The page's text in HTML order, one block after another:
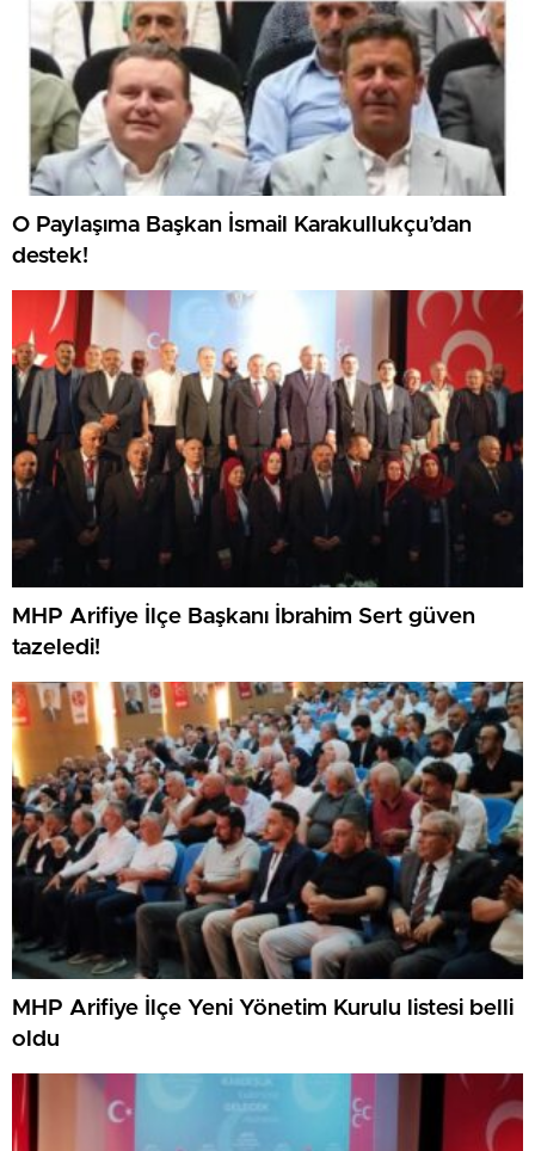
O Paylaşıma Başkan İsmail Karakullukçu’dan
destek!
MHP Arifiye İlçe Başkanı İbrahim Sert güven
tazeledi!
MHP Arifiye İlçe Yeni Yönetim Kurulu listesi belli
oldu